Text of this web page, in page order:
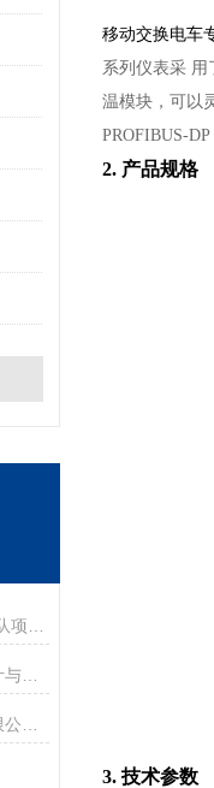
浅析高校公寓集中抄表系统的设计与能效管理应用方案
移动交换电车
系列仪表采 用
温模块，可以
PROFIBUS-
2. 产品规格
3. 技术参数